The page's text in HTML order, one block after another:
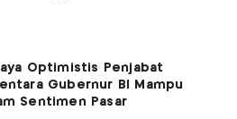
Optimistis Penjabat
Gubernur BI Mampu
Sentimen Pasar